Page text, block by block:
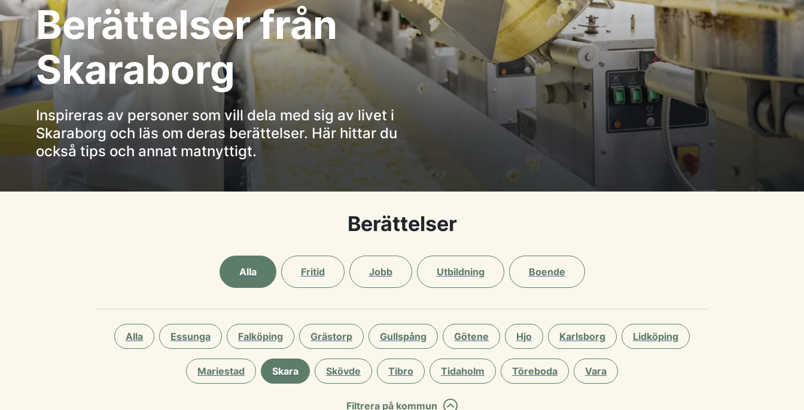
Berättelser från
Skaraborg
Inspireras av personer som vill dela med sig av livet i
Skaraborg och läs om deras berättelser. Här hittar du
också tips och annat matnyttigt.
Berättelser
Alla Fritid Jobb Utbildning Boende
Alla Essunga Falköping Grästorp Gullspång Götene Hjo Karlsborg Lidköping
Mariestad Skara Skövde Tibro Tidaholm Töreboda Vara
Filtrera på kommun